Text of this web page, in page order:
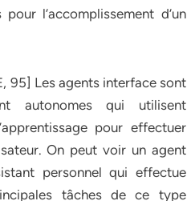
l’accomplissement d’un
95] Les agents interface sont
autonomes qui utilisent
pour effectuer
On peut voir un agent
personnel qui effectue
tâches de ce type